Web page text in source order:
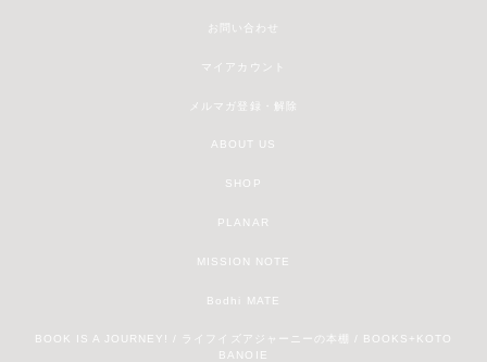
お問い合わせ
マイアカウント
メルマガ登録・解除
ABOUT US
SHOP
PLANAR
MISSION NOTE
Bodhi MATE
BOOK IS A JOURNEY! / ライフイズアジャーニーの本棚 / BOOKS+KOTO
BANOIE